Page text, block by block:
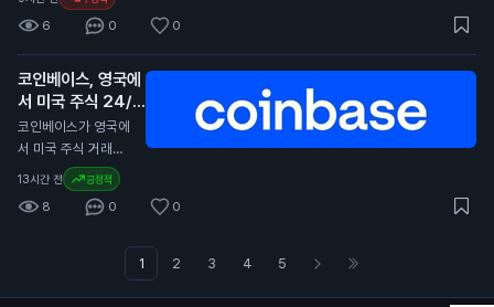
데이터를 기반으로 하
제 저소득층이 더 이
상 부유층에 뒤처지지
않는다고 주장했습니
다. 이 발표는 일반 투
자자에게 중요한 의미
를 가집니다. 임금 상
승이 소비자 지출에
갑니다. 법안이 통과
될 가능성은 30%로
낮습니다. 상원 다수
당 원내대표는 아직
법안에 대한 투표를
진행하지 않았습니다.
민주당 측은 9월에 법
것이라고 낙관하고 있
습니다. 이 법안이 통
미칠 수 있습니다. 일
반 투자자들은 법안
이는 엘론 머스크의
우주 및 인공지능 회
사에서 공개 거래되는
주식 수를 두 배로 늘
리는 효과가 있습니
다. 이번 주식 매도 가
능은 직원과 초기 투
자자들이 매도할 수
있게 해줍니다. 스페
이스X는 최근 IPO 이
기 공개 거래에서 5%
미만의 주식만 거래되
6 0 0
코인베이스, 영국에
서 미국 주식 24/5
거래 시작
N
코인베이스가 영국에
서 미국 주식 거래를
24시간 5일 동안 제
공합니다. 이제 영국
사용자들은 약 4,00
인베이스는 오늘(목요
일)부터 영국 사용자
13시간 전 긍정적
8 0 0
1 2 3 4 5